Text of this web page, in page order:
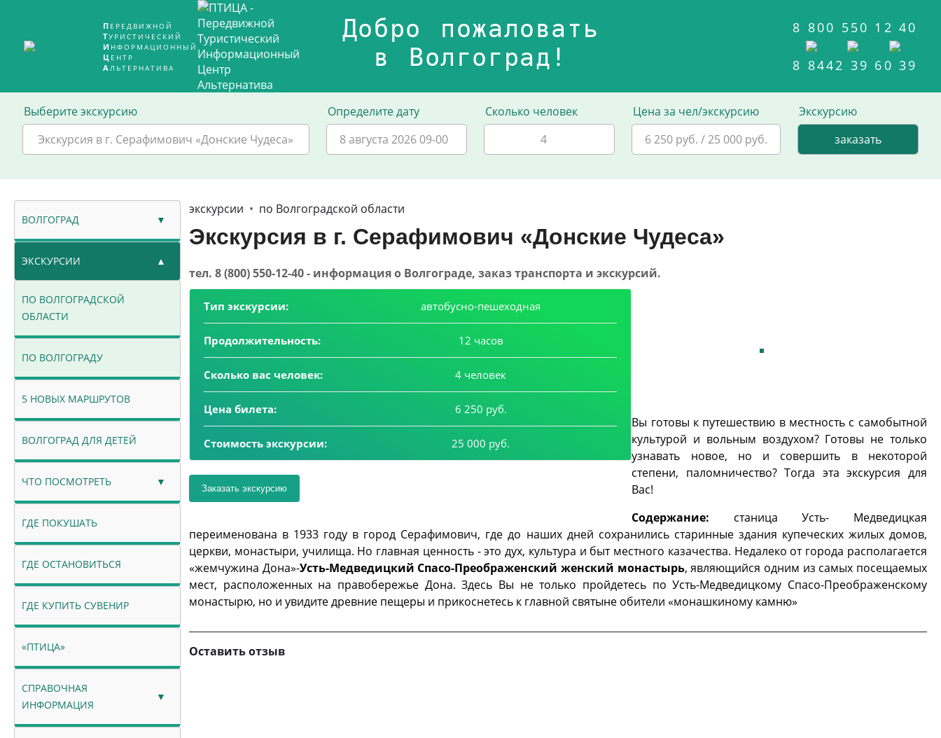
ПЕРЕДВИЖНОЙ
ТУРИСТИЧЕСКИЙ
ИНФОРМАЦИОННЫЙ
ЦЕНТР
АЛЬТЕРНАТИВА
Добро пожаловать
в Волгоград!
8 800 550 12 40
8 8442 39 60 39
Выберите экскурсию
Экскурсия в г. Серафимович «Донские Чудеса»
Определите дату
8 августа 2026 09-00
Сколько человек
Цена за чел/экскурсию
6 250 руб. / 25 000 руб.
Экскурсию
ВОЛГОГРАД
ЭКСКУРСИИ
ПО ВОЛГОГРАДСКОЙ
ОБЛАСТИ
ПО ВОЛГОГРАДУ
5 НОВЫХ МАРШРУТОВ
ВОЛГОГРАД ДЛЯ ДЕТЕЙ
ЧТО ПОСМОТРЕТЬ
ГДЕ ПОКУШАТЬ
ГДЕ ОСТАНОВИТЬСЯ
ГДЕ КУПИТЬ СУВЕНИР
«ПТИЦА»
СПРАВОЧНАЯ
ИНФОРМАЦИЯ
экскурсии • по Волгоградской области
Экскурсия в г. Серафимович «Донские Чудеса»
тел. 8 (800) 550-12-40 - информация о Волгограде, заказ транспорта и экскурсий.
Тип экскурсии: автобусно-пешеходная
Продолжительность: 12 часов
Сколько вас человек: 4 человек
Цена билета: 6 250 руб.
Стоимость экскурсии: 25 000 руб.
Вы готовы к путешествию в местность с самобытной
культурой и вольным воздухом? Готовы не только
узнавать новое, но и совершить в некоторой
степени, паломничество? Тогда эта экскурсия для
Вас!
Содержание: станица Усть- Медведицкая
переименована в 1933 году в город Серафимович, где до наших дней сохранились старинные здания купеческих жилых домов,
церкви, монастыри, училища. Но главная ценность - это дух, культура и быт местного казачества. Недалеко от города располагается
«жемчужина Дона»-Усть-Медведицкий Спасо-Преображенский женский монастырь, являющийся одним из самых посещаемых
мест, расположенных на правобережье Дона. Здесь Вы не только пройдетесь по Усть-Медведицкому Спасо-Преображенскому
монастырю, но и увидите древние пещеры и прикоснетесь к главной святыне обители «монашкиному камню»
Оставить отзыв